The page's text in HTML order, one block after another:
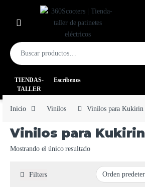
TIENDAS-
TALLER
Escríbenos
Inicio Vinilos Vinilos para Kukirin
Vinilos para Kukirin
Mostrando el único resultado
Filters